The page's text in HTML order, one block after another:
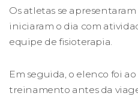
Os atletas se apresentaram
iniciaram o dia com
equipe de fisioterapia.
Em seguida, o elenco foi
treinamento antes da